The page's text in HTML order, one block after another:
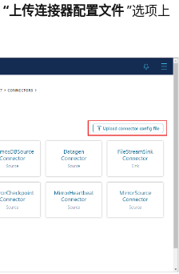
“上传连接器配置文件”选项上